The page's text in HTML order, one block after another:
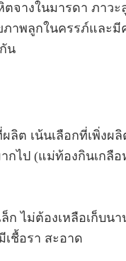
จางในมารดา ภาวะ
าพลูกในครรภ์และมี
น
ลิต เน้นเลือกที่เพิ่งผ
กไป (แม่ท้องกินเกลือ
ก ไม่ต้องเหลือเก็บน
ชื้อรา สะอาด